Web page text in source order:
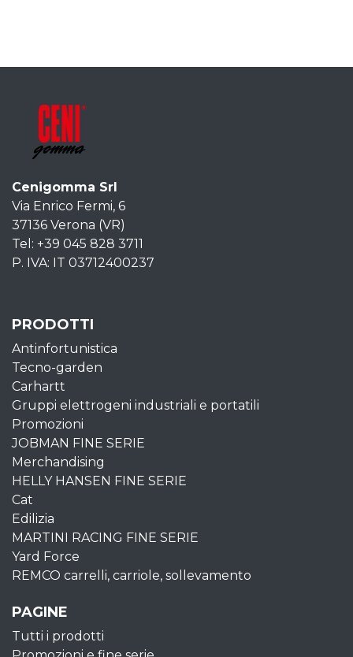
Cenigomma Srl
Via Enrico Fermi, 6
37136 Verona (VR)
Tel: +39 045 828 3711
P. IVA: IT 03712400237
PRODOTTI
Antinfortunistica
Tecno-garden
Carhartt
Gruppi elettrogeni industriali e portatili
Promozioni
JOBMAN FINE SERIE
Merchandising
HELLY HANSEN FINE SERIE
Cat
Edilizia
MARTINI RACING FINE SERIE
Yard Force
REMCO carrelli, carriole, sollevamento
PAGINE
Tutti i prodotti